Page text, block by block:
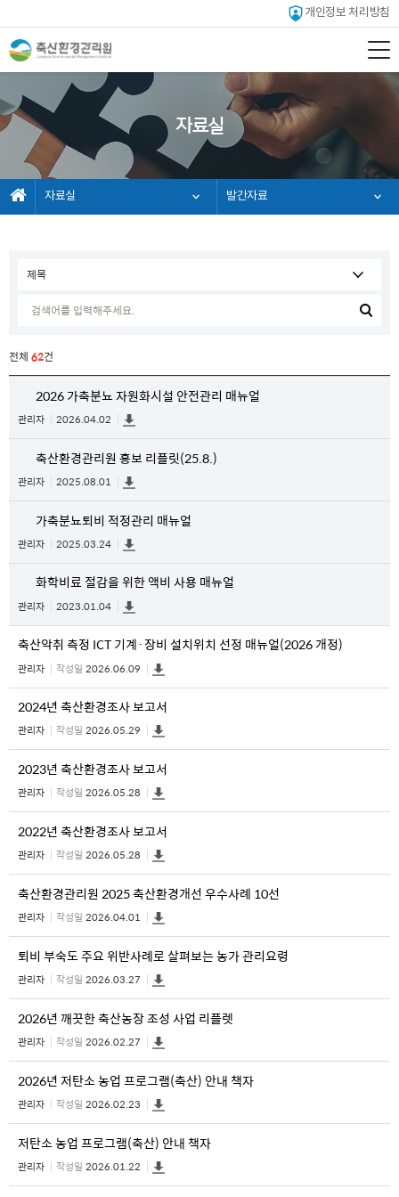
개인정보 처리방침
자료실
자료실 발간자료
전체 62건
2026 가축분뇨 자원화시설 안전관리 매뉴얼
관리자 2026.04.02
축산환경관리원 홍보 리플릿(25.8.)
관리자 2025.08.01
가축분뇨퇴비 적정관리 매뉴얼
관리자 2025.03.24
화학비료 절감을 위한 액비 사용 매뉴얼
관리자 2023.01.04
축산악취 측정 ICT 기계·장비 설치위치 선정 매뉴얼(2026 개정)
관리자 작성일 2026.06.09
2024년 축산환경조사 보고서
관리자 작성일 2026.05.29
2023년 축산환경조사 보고서
관리자 작성일 2026.05.28
2022년 축산환경조사 보고서
관리자 작성일 2026.05.28
축산환경관리원 2025 축산환경개선 우수사례 10선
관리자 작성일 2026.04.01
퇴비 부숙도 주요 위반사례로 살펴보는 농가 관리요령
관리자 작성일 2026.03.27
2026년 깨끗한 축산농장 조성 사업 리플렛
관리자 작성일 2026.02.27
2026년 저탄소 농업 프로그램(축산) 안내 책자
관리자 작성일 2026.02.23
저탄소 농업 프로그램(축산) 안내 책자
관리자 작성일 2026.01.22